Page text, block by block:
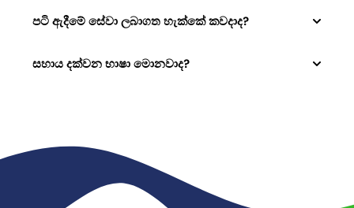
පටි ඇදීමේ සේවා ලබාගත හැක්කේ කවදාද?
සහාය දක්වන භාෂා මොනවාද?